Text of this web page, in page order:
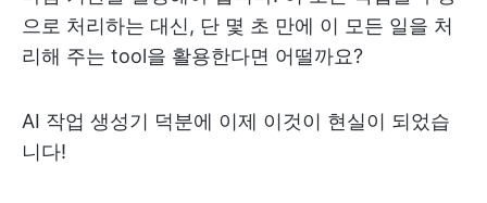
으로 처리하는 대신, 단 몇 초 만에 이 모든 일을 처
리해 주는 tool을 활용한다면 어떨까요?
AI 작업 생성기 덕분에 이제 이것이 현실이 되었습
니다!